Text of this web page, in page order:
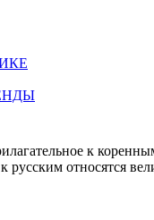
к
русским относятся